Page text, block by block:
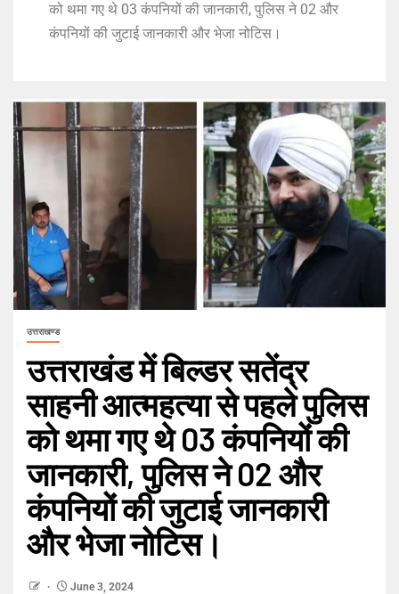
को थमा गए थे 03 कंपनियों की जानकारी, पुलिस ने 02 और
कंपनियों की जुटाई जानकारी और भेजा नोटिस।
उत्तराखण्ड
उत्तराखंड में बिल्डर सतेंद्र
साहनी आत्महत्या से पहले पुलिस
को थमा गए थे 03 कंपनियों की
जानकारी, पुलिस ने 02 और
कंपनियों की जुटाई जानकारी
और भेजा नोटिस।
June 3, 2024